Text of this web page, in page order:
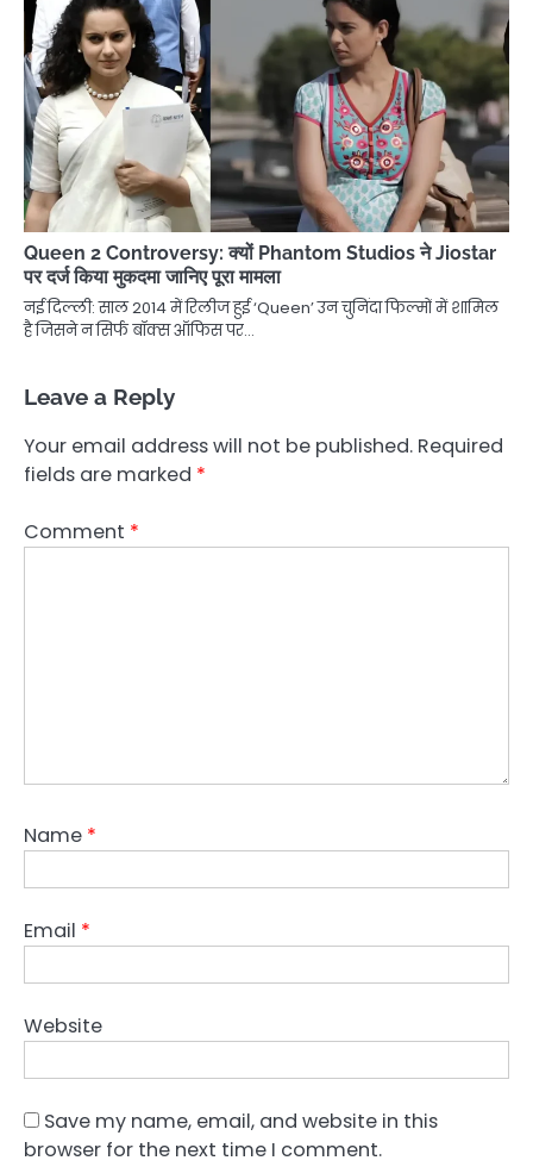
Queen 2 Controversy: क्यों Phantom Studios ने Jiostar
पर दर्ज किया मुकदमा जानिए पूरा मामला
नई दिल्ली: साल 2014 में रिलीज हुई ‘Queen’ उन चुनिंदा फिल्मों में शामिल
है जिसने न सिर्फ बॉक्स ऑफिस पर…
Leave a Reply
Your email address will not be published. Required
fields are marked *
Comment *
Name *
Email *
Website
Save my name, email, and website in this
browser for the next time I comment.